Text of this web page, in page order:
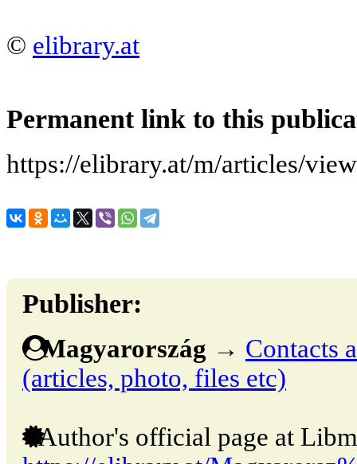
© elibrary.at
Permanent link to this
https://elibrary.at/m/articles/
Publisher:
Magyarország → Contacts
(articles, photo, files etc)
Author's official page at